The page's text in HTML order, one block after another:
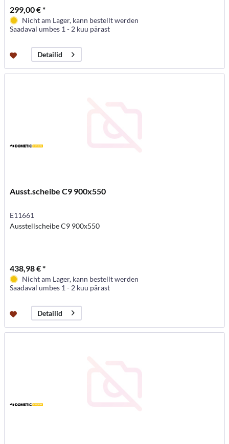
299,00 € *
Nicht am Lager, kann bestellt werden
Saadaval umbes 1 - 2 kuu pärast
Detailid
Ausst.scheibe C9 900x550
E11661
Ausstellscheibe C9 900x550
438,98 € *
Nicht am Lager, kann bestellt werden
Saadaval umbes 1 - 2 kuu pärast
Detailid